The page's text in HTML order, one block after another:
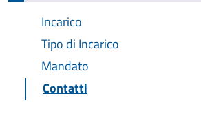
Incarico
Tipo di Incarico
Mandato
Contatti